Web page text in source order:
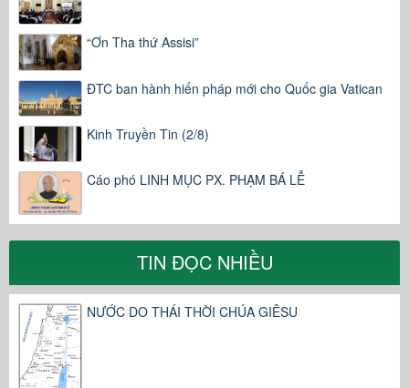
“Ơn Tha thứ Assisi”
ĐTC ban hành hiến pháp mới cho Quốc gia Vatican
Kinh Truyền Tin (2/8)
Cáo phó LINH MỤC PX. PHẠM BÁ LỄ
TIN ĐỌC NHIỀU
NƯỚC DO THÁI THỜI CHÚA GIÊSU